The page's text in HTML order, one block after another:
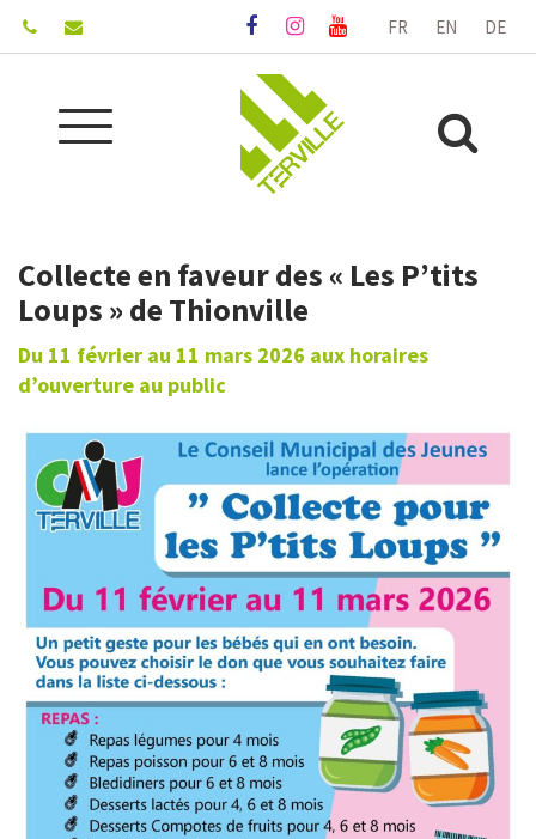
FR EN DE
Lien
le
compte
Facebook
Lien
le
compte
Instagram
Lien
chaîne
Youtube
Aller
à
Collecte en faveur des « Les P’tits
Loups » de Thionville
Du 11 février au 11 mars 2026 aux horaires
d’ouverture au public